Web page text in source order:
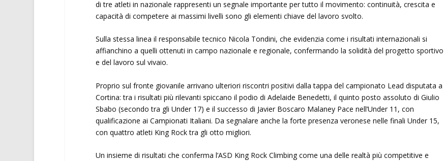
di tre atleti in nazionale rappresenti un segnale importante per tutto il movimento: continuità, crescita e
capacità di competere ai massimi livelli sono gli elementi chiave del lavoro svolto.
Sulla stessa linea il responsabile tecnico Nicola Tondini, che evidenzia come i risultati internazionali si
affianchino a quelli ottenuti in campo nazionale e regionale, confermando la solidità del progetto sportivo
e del lavoro sul vivaio.
Proprio sul fronte giovanile arrivano ulteriori riscontri positivi dalla tappa del campionato Lead disputata a
Cortina: tra i risultati più rilevanti spiccano il podio di Adelaide Benedetti, il quinto posto assoluto di Giulio
Sbabo (secondo tra gli Under 17) e il successo di Javier Boscaro Malaney Pace nell’Under 11, con
qualificazione ai Campionati Italiani. Da segnalare anche la forte presenza veronese nelle finali Under 15,
con quattro atleti King Rock tra gli otto migliori.
Un insieme di risultati che conferma l’ASD King Rock Climbing come una delle realtà più competitive e